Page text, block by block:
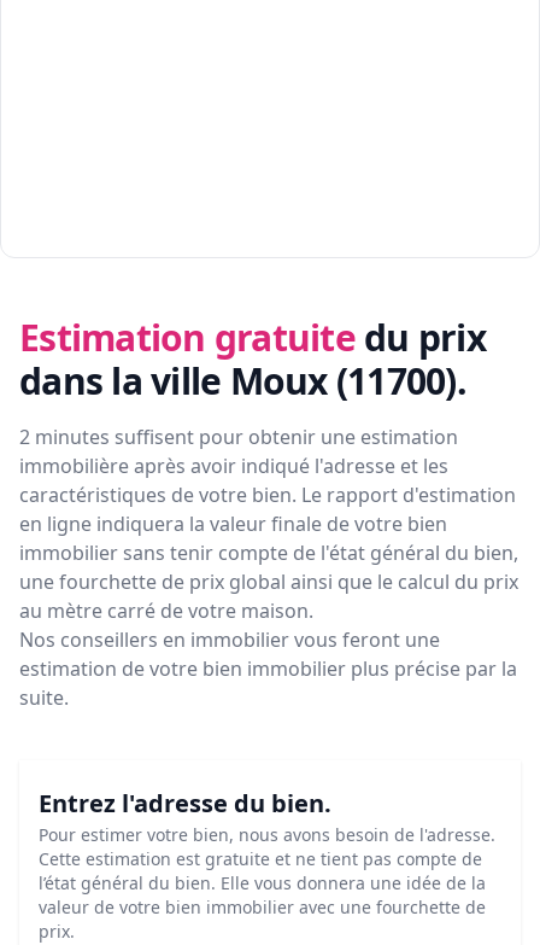
Estimation gratuite du prix
dans la ville Moux (11700).
2 minutes suffisent pour obtenir une estimation
immobilière après avoir indiqué l'adresse et les
caractéristiques de votre bien. Le rapport d'estimation
en ligne indiquera la valeur finale de votre bien
immobilier sans tenir compte de l'état général du bien,
une fourchette de prix global ainsi que le calcul du prix
au mètre carré de votre maison.
Nos conseillers en immobilier vous feront une
estimation de votre bien immobilier plus précise par la
suite.
Entrez l'adresse du bien.
Pour estimer votre bien, nous avons besoin de l'adresse.
Cette estimation est gratuite et ne tient pas compte de
l’état général du bien. Elle vous donnera une idée de la
valeur de votre bien immobilier avec une fourchette de
prix.